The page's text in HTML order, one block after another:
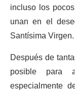
incluso los
unan en el
Santísima Virgen.
Después de
posible para
especialmente